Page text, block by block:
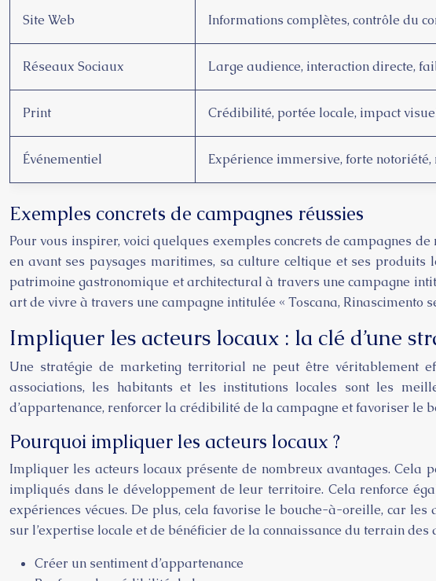
Site Web Informations complètes, contrôle du
Réseaux Sociaux Large audience, interaction directe,
Print Crédibilité, portée locale, impact
Événementiel Expérience immersive, forte
Exemples concrets de campagnes réussies
Pour vous inspirer, voici quelques exemples concrets de campagnes
en avant ses paysages maritimes, sa culture celtique et ses
patrimoine gastronomique et architectural à travers une campagne
art de vivre à travers une campagne intitulée « Toscana, Rinascimento
Impliquer les acteurs locaux : la clé d’une
Une stratégie de marketing territorial ne peut être véritablement
associations, les habitants et les institutions locales sont les
d’appartenance, renforcer la crédibilité de la campagne et favoriser le
Pourquoi impliquer les acteurs locaux ?
Impliquer les acteurs locaux présente de nombreux avantages. Cela
impliqués dans le développement de leur territoire. Cela renforce
expériences vécues. De plus, cela favorise le bouche-à-oreille, car
sur l’expertise locale et de bénéficier de la connaissance du terrain des
Créer un sentiment d’appartenance